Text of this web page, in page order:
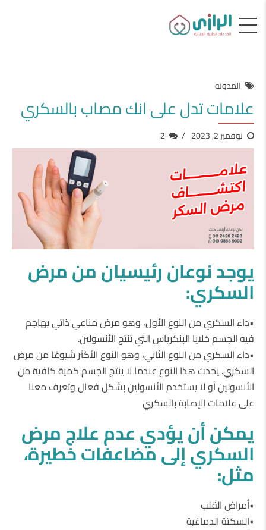
المدونه
علامات تدل على انك مصاب بالسكري
نوفمبر 2, 2023 2
يوجد نوعان رئيسيان من مرض
السكري:
•داء السكري من النوع الأول، وهو مرض مناعي ذاتي يهاجم
فيه الجسم خلايا البنكرياس التي تنتج الأنسولين.
•داء السكري من النوع الثاني، وهو النوع الأكثر شيوعًا من مرض
السكري. يحدث هذا النوع عندما لا ينتج الجسم كمية كافية من
الأنسولين أو لا يستخدم الأنسولين بشكل فعال وتعرف معنا
على علامات الإصابة بالسكري
يمكن أن يؤدي عدم علاج مرض
السكري إلى مضاعفات خطيرة،
مثل:
•أمراض القلب
•السكتة الدماغية